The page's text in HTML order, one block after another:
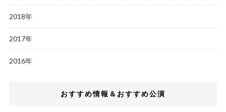
2018年
2017年
2016年
おすすめ情報＆おすすめ公演